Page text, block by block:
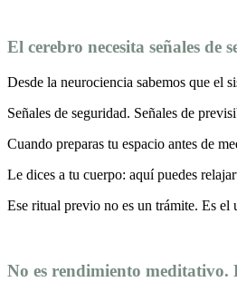
El cerebro necesita señales de
Desde la neurociencia sabemos que el
Señales de seguridad. Señales de
Cuando preparas tu espacio antes de
Le dices a tu cuerpo: aquí puedes
Ese ritual previo no es un trámite. Es el
No es rendimiento meditativo.